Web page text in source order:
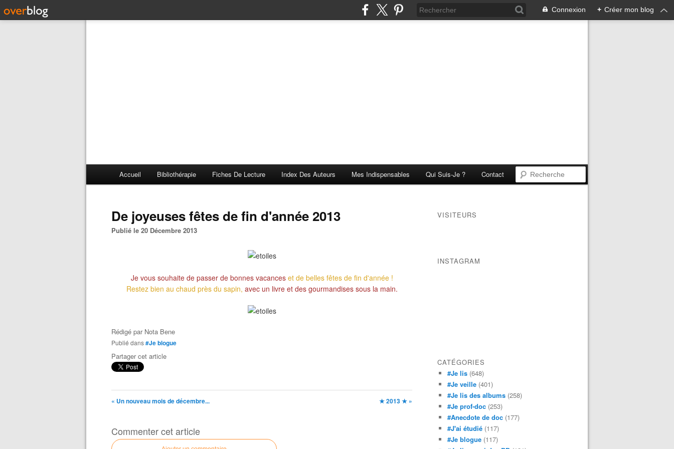
Connexion + Créer mon blog
Accueil Bibliothérapie Fiches De Lecture Index Des Auteurs Mes Indispensables Qui Suis-Je ? Contact
De joyeuses fêtes de fin d'année 2013
Publié le 20 Décembre 2013
Je vous souhaite de passer de bonnes vacanceset de belles fêtes de fin d'année !
Restez bien au chaud près du sapin, avec un livre et des gourmandises sous la main.
Rédigé par Nota Bene
Publié dans#Je blogue
Partager cet article
« Un nouveau mois de décembre... ★ 2013 ★ »
Commenter cet article
VISITEURS
INSTAGRAM
CATÉGORIES
#Je lis (648)
#Je veille (401)
#Je lis des albums (258)
#Je prof-doc (253)
#Anecdote de doc (177)
#J'ai étudié (117)
#Je blogue (117)